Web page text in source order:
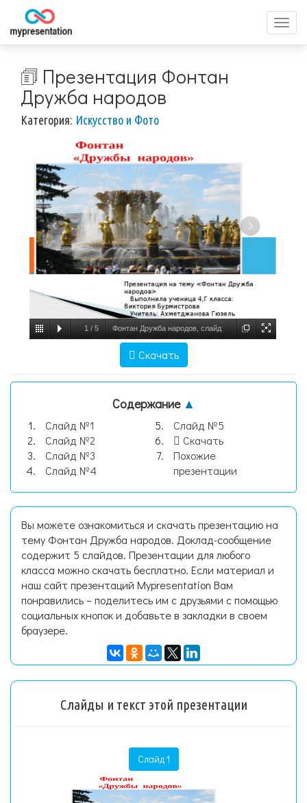
меню
🗊 Презентация Фонтан
Дружба народов
Категория: Искусство и Фото
1 / 5 Фонтан Дружба народов, слайд
Скачать
Содержание ▲
Слайд №1
Слайд №2
Слайд №3
Слайд №4
Слайд №5
Скачать
Похожие
презентации
Вы можете ознакомиться и скачать презентацию на
тему Фонтан Дружба народов. Доклад-сообщение
содержит 5 слайдов. Презентации для любого
класса можно скачать бесплатно. Если материал и
наш сайт презентаций Mypresentation Вам
понравились – поделитесь им с друзьями с помощью
социальных кнопок и добавьте в закладки в своем
браузере.
Слайды и текст этой презентации
Слайд 1